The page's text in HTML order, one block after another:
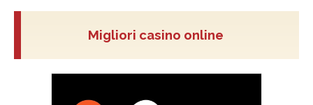
Migliori casino online